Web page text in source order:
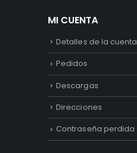
MI CUENTA
Detalles de la cuenta
Pedidos
Descargas
Direcciones
Contraseña perdida